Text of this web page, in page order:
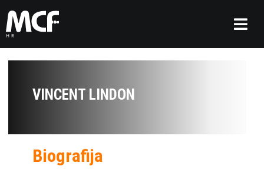
VINCENT LINDON
Biografija